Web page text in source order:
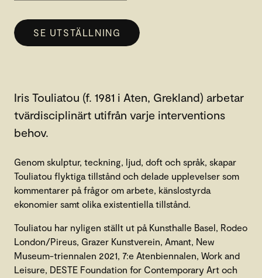
SE UTSTÄLLNING
Iris Touliatou (f. 1981 i Aten, Grekland) arbetar
tvärdisciplinärt utifrån varje interventions
behov.
Genom skulptur, teckning, ljud, doft och språk, skapar
Touliatou flyktiga tillstånd och delade upplevelser som
kommentarer på frågor om arbete, känslostyrda
ekonomier samt olika existentiella tillstånd.
Touliatou har nyligen ställt ut på Kunsthalle Basel, Rodeo
London/Pireus, Grazer Kunstverein, Amant, New
Museum-triennalen 2021, 7:e Atenbiennalen, Work and
Leisure, DESTE Foundation for Contemporary Art och